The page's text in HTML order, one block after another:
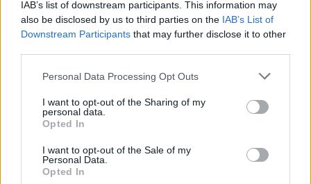
IAB’s list of downstream participants. This information may
also be disclosed by us to third parties on the IAB’s List of
Downstream Participants that may further disclose it to other
Personal Data Processing Opt Outs
I want to opt-out of the Sharing of my
personal data.
Opted In
I want to opt-out of the Sale of my
Personal Data.
Opted In
ALTRE NOTIZIE DI ORIGGIO